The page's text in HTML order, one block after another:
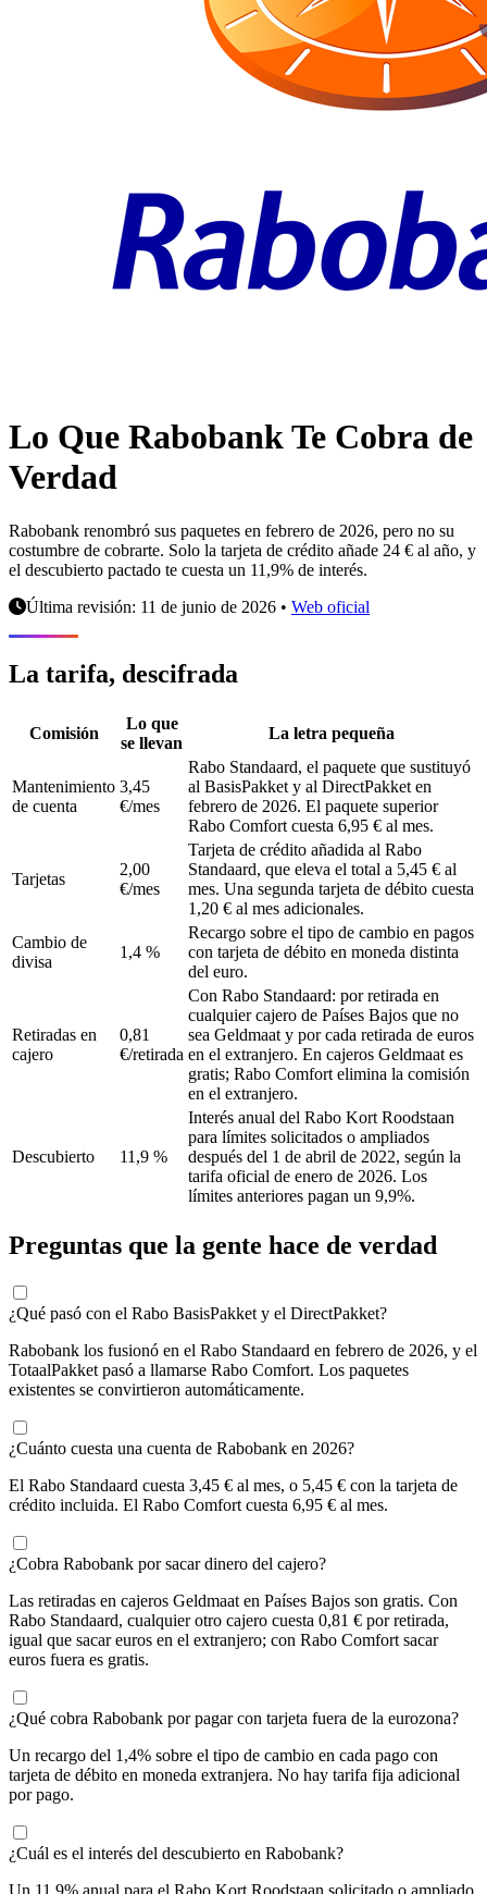
Lo Que Rabobank Te Cobra de
Verdad
Rabobank renombró sus paquetes en febrero de 2026, pero no su
costumbre de cobrarte. Solo la tarjeta de crédito añade 24 € al año, y
el descubierto pactado te cuesta un 11,9% de interés.
Última revisión: 11 de junio de 2026 • Web oficial
La tarifa, descifrada
Comisión
Lo que
se llevan
La letra pequeña
Mantenimiento
de cuenta
3,45
€/mes
Rabo Standaard, el paquete que sustituyó
al BasisPakket y al DirectPakket en
febrero de 2026. El paquete superior
Rabo Comfort cuesta 6,95 € al mes.
Tarjetas
2,00
€/mes
Tarjeta de crédito añadida al Rabo
Standaard, que eleva el total a 5,45 € al
mes. Una segunda tarjeta de débito cuesta
1,20 € al mes adicionales.
Cambio de
divisa
1,4 %
Recargo sobre el tipo de cambio en pagos
con tarjeta de débito en moneda distinta
del euro.
Retiradas en
cajero
0,81
€/retirada
Con Rabo Standaard: por retirada en
cualquier cajero de Países Bajos que no
sea Geldmaat y por cada retirada de euros
en el extranjero. En cajeros Geldmaat es
gratis; Rabo Comfort elimina la comisión
en el extranjero.
Descubierto 11,9 %
Interés anual del Rabo Kort Roodstaan
para límites solicitados o ampliados
después del 1 de abril de 2022, según la
tarifa oficial de enero de 2026. Los
límites anteriores pagan un 9,9%.
Preguntas que la gente hace de verdad
¿Qué pasó con el Rabo BasisPakket y el DirectPakket?
Rabobank los fusionó en el Rabo Standaard en febrero de 2026, y el
TotaalPakket pasó a llamarse Rabo Comfort. Los paquetes
existentes se convirtieron automáticamente.
¿Cuánto cuesta una cuenta de Rabobank en 2026?
El Rabo Standaard cuesta 3,45 € al mes, o 5,45 € con la tarjeta de
crédito incluida. El Rabo Comfort cuesta 6,95 € al mes.
¿Cobra Rabobank por sacar dinero del cajero?
Las retiradas en cajeros Geldmaat en Países Bajos son gratis. Con
Rabo Standaard, cualquier otro cajero cuesta 0,81 € por retirada,
igual que sacar euros en el extranjero; con Rabo Comfort sacar
euros fuera es gratis.
¿Qué cobra Rabobank por pagar con tarjeta fuera de la eurozona?
Un recargo del 1,4% sobre el tipo de cambio en cada pago con
tarjeta de débito en moneda extranjera. No hay tarifa fija adicional
por pago.
¿Cuál es el interés del descubierto en Rabobank?
Un 11,9% anual para el Rabo Kort Roodstaan solicitado o ampliado